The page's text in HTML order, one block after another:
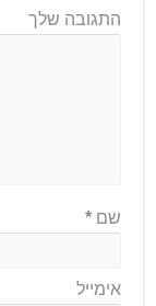
התגובה שלך
שם*
אימייל